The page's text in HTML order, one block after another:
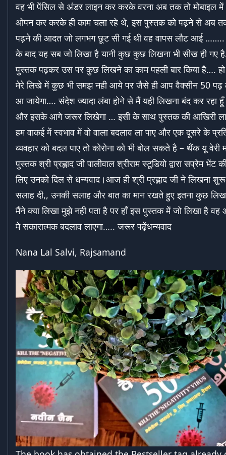
वह भी पेंसिल से अंडर लाइन कर करके वरना अब तक तो मोबाइल
ओपन कर करके ही काम चला रहे थे, इस पुस्तक को पढ़ने से अब
पढ़ने की आदत जो लगभग छूट सी गई थी वह वापस लौट आई
के बाद यह सब जो लिखा है यानी कुछ कुछ लिखना भी सीख ही गए
पुस्तक पढ़कर उस पर कुछ लिखने का काम पहली बार किया है….
मेरे लिखे में कुछ भी समझ नही आये पर जैसे ही आप वैक्सीन 50
आ जायेगा…. संदेश ज्यादा लंबा होने से मैं यही लिखना बंद कर रहा हूँ
और इसके आगे जरूर लिखेगा … इसी के साथ पुस्तक की आखिरी
हम वाकई में स्वभाव में वो वाला बदलाव ला पाए और एक दूसरे के
व्यवहार को बदल पाए तो कोरोना को भी बोल सकते है – थैंक यू
पुस्तक श्री प्रह्लाद जी पालीवाल श्रीराम स्टूडियो द्वारा सप्रेम भेंट
लिए उनको दिल से धन्यवाद।आज ही श्री प्रह्लाद जी ने लिखना
सलाह दी,, उनकी सलाह और बात का मान रखते हुए इतना कुछ
मैंने क्या लिखा मुझे नही पता है पर हाँ इस पुस्तक में जो लिखा है
मे सकारात्मक बदलाव लाएगा….. जरूर पढ़ेंधन्यवाद
Nana Lal Salvi, Rajsamand